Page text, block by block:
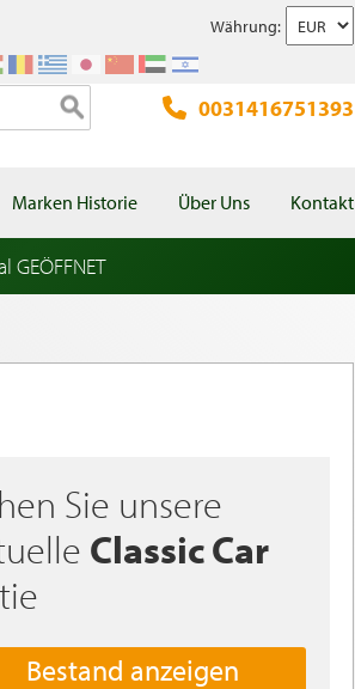
Währung:
0031416751393
Marken Historie Über Uns Kontakt
Sie unsere
Classic Car
Bestand anzeigen